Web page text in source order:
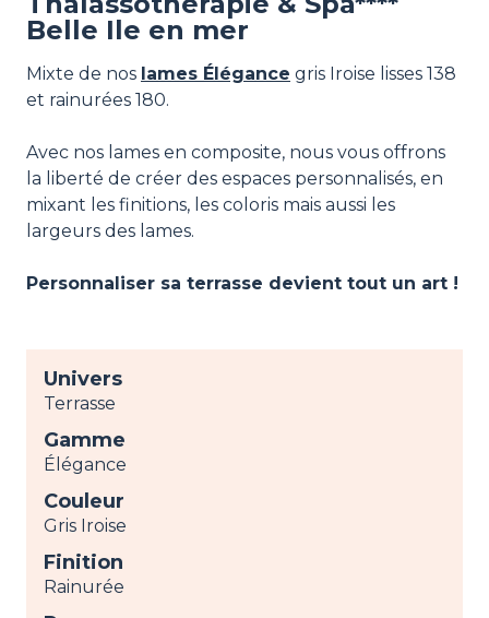
Belle Ile en mer
Mixte de nos lames Élégance gris Iroise lisses 138
et rainurées 180.
Avec nos lames en composite, nous vous offrons
la liberté de créer des espaces personnalisés, en
mixant les finitions, les coloris mais aussi les
largeurs des lames.
Personnaliser sa terrasse devient tout un art !
Univers
Terrasse
Gamme
Élégance
Couleur
Gris Iroise
Finition
Rainurée